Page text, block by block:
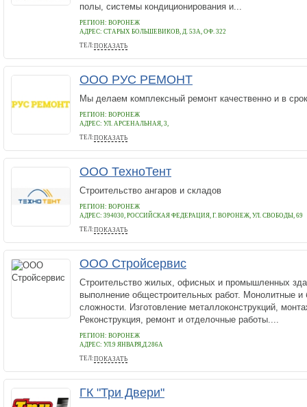
полы, системы кондиционирования и...
РЕГИОН: ВОРОНЕЖ
АДРЕС: СТАРЫХ БОЛЬШЕВИКОВ, Д. 53А, ОФ. 322
ТЕЛ:ПОКАЗАТЬ
+7 (473) 294-60-25
ООО РУС РЕМОНТ
Мы делаем комплексный ремонт качественно и в срок
РЕГИОН: ВОРОНЕЖ
АДРЕС: УЛ. АРСЕНАЛЬНАЯ, 3,
ТЕЛ:ПОКАЗАТЬ
88003339410
ООО ТехноТент
Строительство ангаров и складов
РЕГИОН: ВОРОНЕЖ
АДРЕС: 394030, РОССИЙСКАЯ ФЕДЕРАЦИЯ, Г. ВОРОНЕЖ, УЛ. СВОБОДЫ, 69
ТЕЛ:ПОКАЗАТЬ
8 (920) 4089939
ООО Стройсервис
Строительство жилых, офисных и промышленных
выполнение общестроительных работ. Монолитные
сложности. Изготовление металлоконструкций,
Реконструкция, ремонт и отделочные работы....
РЕГИОН: ВОРОНЕЖ
АДРЕС: УЛ.9 ЯНВАРЯ,Д.286А
ТЕЛ:ПОКАЗАТЬ
+7(910)241-81-89
ГК "Три Двери"